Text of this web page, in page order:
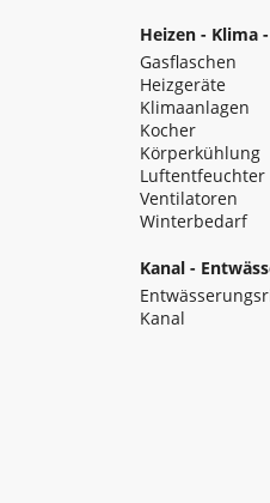
Heizen - Klima
Gasflaschen
Heizgeräte
Klimaanlagen
Kocher
Körperkühlung
Luftentfeuchter
Ventilatoren
Winterbedarf
Kanal -
Kanal